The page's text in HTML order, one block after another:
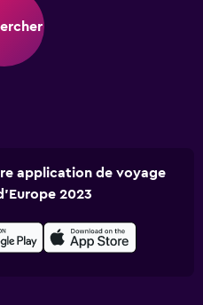
application de voyage
2023